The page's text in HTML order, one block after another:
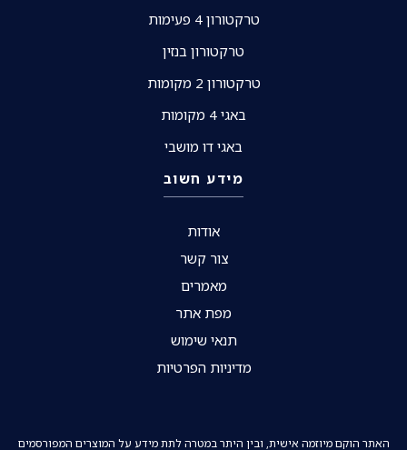
טרקטורון 4 פעימות
טרקטורון בנזין
טרקטורון 2 מקומות
באגי 4 מקומות
באגי דו מושבי
מידע חשוב
אודות
צור קשר
מאמרים
מפת אתר
תנאי שימוש
מדיניות הפרטיות
האתר הוקם מיוזמה אישית, ובין היתר במטרה לתת מידע על המוצרים המפורסמים